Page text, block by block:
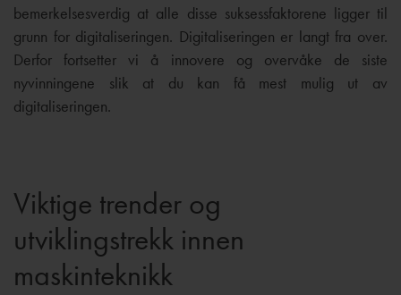
bemerkelsesverdig at alle disse suksessfaktorene ligger til
grunn for digitaliseringen. Digitaliseringen er langt fra over.
Derfor fortsetter vi å innovere og overvåke de siste
nyvinningene slik at du kan få mest mulig ut av
digitaliseringen.
Viktige trender og
utviklingstrekk innen
maskinteknikk